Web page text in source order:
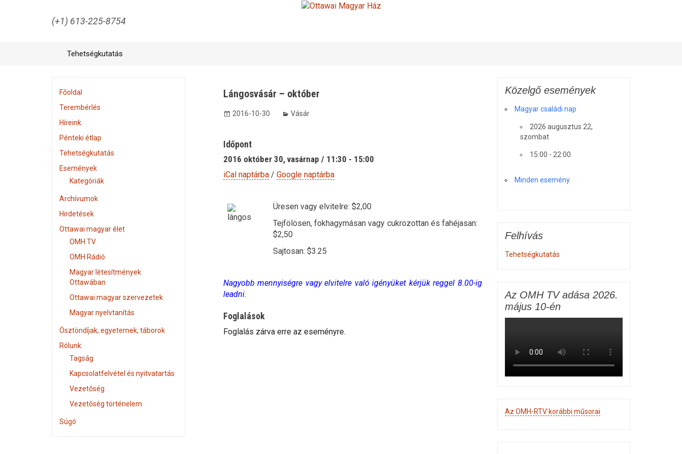
(+1) 613-225-8754
Tehetségkutatás
Főoldal
Terembérlés
Híreink
Pénteki étlap
Tehetségkutatás
Események
Kategóriák
Archívumok
Hirdetések
Ottawai magyar élet
OMH TV
OMH Rádió
Magyar létesítmények
Ottawában
Ottawai magyar szervezetek
Magyar nyelvtanítás
Ösztöndíjak, egyetemek, táborok
Rólunk
Tagság
Kapcsolatfelvétel és nyitvatartás
Vezetőség
Vezetőség történelem
Súgó
Lángosvásár – október
2016-10-30 Vásár
Időpont
2016 október 30, vasárnap / 11:30 - 15:00
iCal naptárba/ Google naptárba
Üresen vagy elvitelre: $2,00
Tejfölösen, fokhagymásan vagy cukrozottan és fahéjasan:
$2,50
Sajtosan: $3.25
Nagyobb mennyiségre vagy elvitelre való igényüket kérjük reggel 8.00-ig
leadni.
Foglalások
Foglalás zárva erre az eseményre.
Közelgő események
Magyar családi nap
2026 augusztus 22,
szombat
15:00 - 22:00
Minden esemény
Felhívás
Tehetségkutatás
Az OMH TV adása 2026.
május 10-én
Az OMH-RTV korábbi műsorai